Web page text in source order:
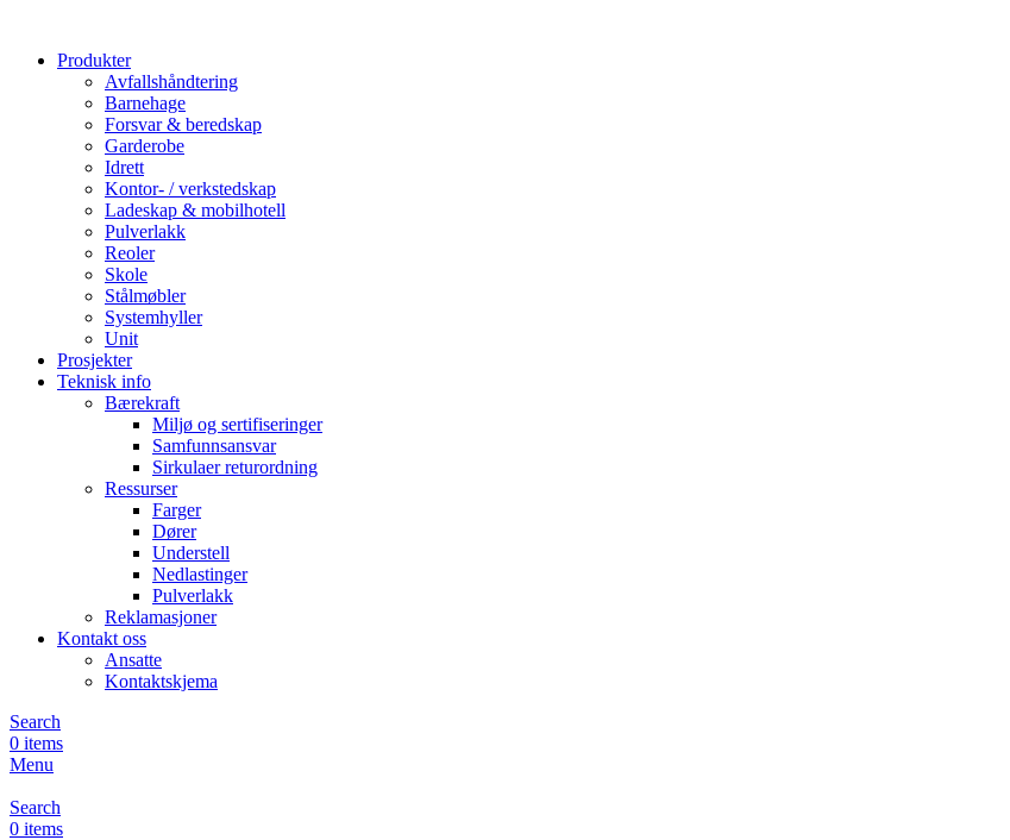
Produkter
Avfallshåndtering
Barnehage
Forsvar & beredskap
Garderobe
Idrett
Kontor- / verkstedskap
Ladeskap & mobilhotell
Pulverlakk
Reoler
Skole
Stålmøbler
Systemhyller
Unit
Prosjekter
Teknisk info
Bærekraft
Miljø og sertifiseringer
Samfunnsansvar
Sirkulaer returordning
Ressurser
Farger
Dører
Understell
Nedlastinger
Pulverlakk
Reklamasjoner
Kontakt oss
Ansatte
Kontaktskjema
Search
0 items
Menu
Search
0 items